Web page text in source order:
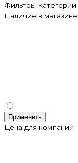
Фильтры Категории
Наличие в магазине
Применить
Цена для компании